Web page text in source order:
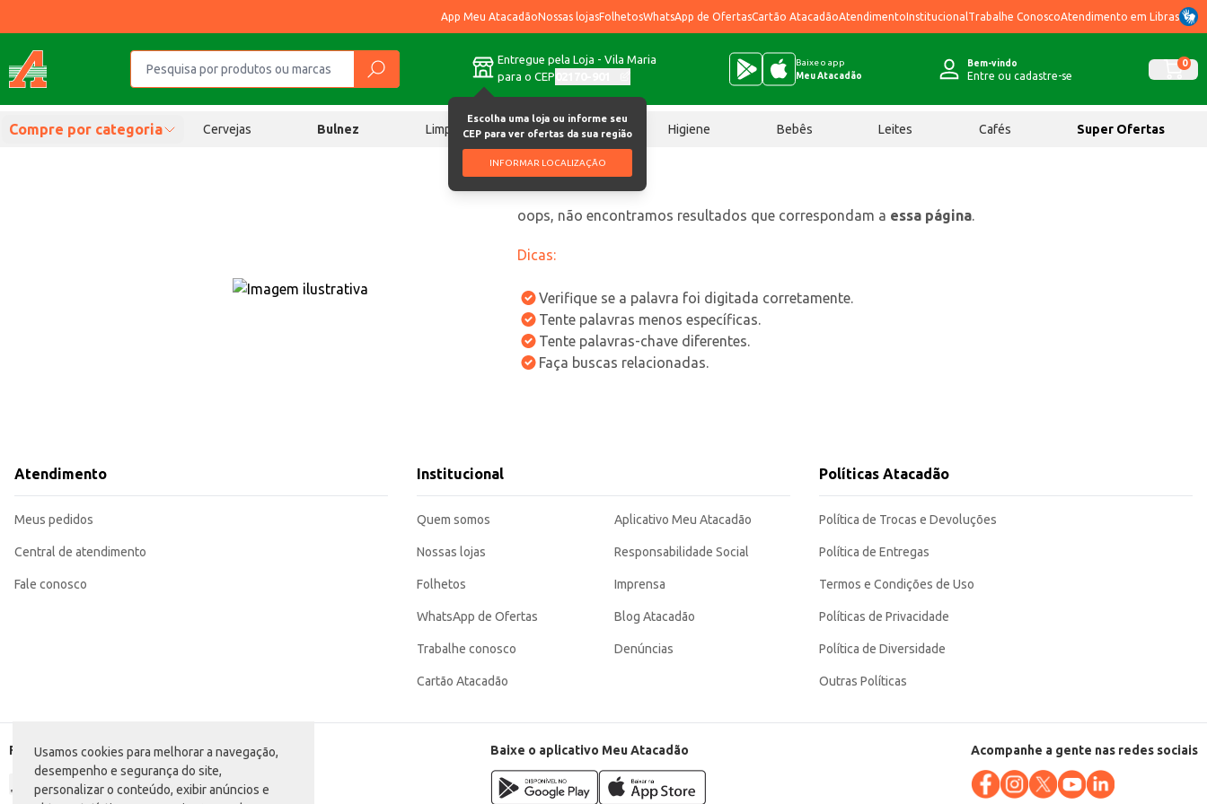
Usamos cookies para melhorar a navegação,
desempenho e segurança do site,
personalizar o conteúdo, exibir anúncios e
App Meu AtacadãoNossas lojasFolhetosWhatsApp de OfertasCartão AtacadãoAtendimentoInstitucional Trabalhe ConoscoAtendimento em Libras
Entregue pela Loja - Vila Maria
para o CEP
Escolha uma loja ou informe seu
CEP para ver ofertas da sua região
INFORMAR LOCALIZAÇÃO
Baixe o app
Meu Atacadão
Bem-vindo
Entre ou cadastre-se
0
Compre por categoria Cervejas Bulnez Limpeza Chocolates Higiene Bebês Leites Cafés Super Ofertas
oops, não encontramos resultados que correspondam a essa página.
Dicas:
Verifique se a palavra foi digitada corretamente.
Tente palavras menos específicas.
Tente palavras-chave diferentes.
Faça buscas relacionadas.
Atendimento
Meus pedidos
Central de atendimento
Fale conosco
Institucional
Quem somos
Nossas lojas
Folhetos
WhatsApp de Ofertas
Trabalhe conosco
Cartão Atacadão
Aplicativo Meu Atacadão
Responsabilidade Social
Imprensa
Blog Atacadão
Denúncias
Políticas Atacadão
Política de Trocas e Devoluções
Política de Entregas
Termos e Condições de Uso
Políticas de Privacidade
Política de Diversidade
Outras Políticas
Formas de pagamento Baixe o aplicativo Meu Atacadão Acompanhe a gente nas redes sociais